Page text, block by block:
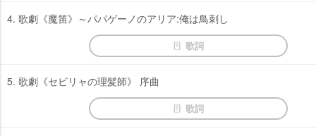
4. 歌劇《魔笛》～パパゲーノのアリア:俺は鳥刺し
歌詞
5. 歌劇《セビリャの理髪師》 序曲
歌詞